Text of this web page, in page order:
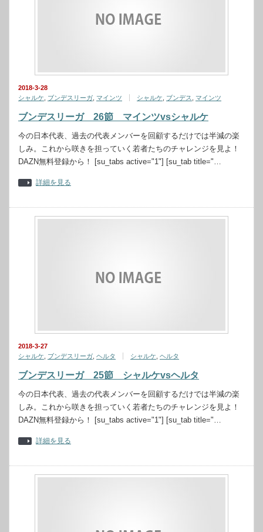
2018-3-28
シャルケ
ブンデスリーガ マインツ シャルケ ブンデス マインツ
ブンデスリーガ 26節 マインツvsシャルケ
今の日本代表、過去の代表メンバーを回顧するだけでは半減の楽
しみ。これから咲きを担っていく若者たちのチャレンジを見よ！
DAZN無料登録から！ [su_tabs active="1"] [su_tab title="…
詳細を見る
2018-3-27
シャルケ
ブンデスリーガ ヘルタ シャルケ ヘルタ
ブンデスリーガ 25節 シャルケvsヘルタ
今の日本代表、過去の代表メンバーを回顧するだけでは半減の楽
しみ。これから咲きを担っていく若者たちのチャレンジを見よ！
DAZN無料登録から！ [su_tabs active="1"] [su_tab title="…
詳細を見る